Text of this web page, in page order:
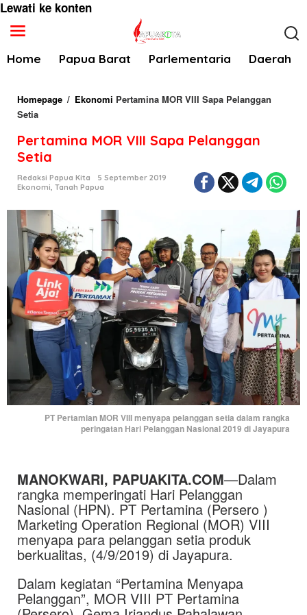
Lewati ke konten
Home Papua Barat Parlementaria Daerah
Homepage / Ekonomi Pertamina MOR VIII Sapa Pelanggan
Setia
Pertamina MOR VIII Sapa Pelanggan
Setia
Redaksi Papua Kita
5 September 2019
Ekonomi, Tanah Papua
PT Pertamian MOR VIII menyapa pelanggan setia dalam rangka
peringatan Hari Pelanggan Nasional 2019 di Jayapura
MANOKWARI, PAPUAKITA.COM—Dalam
rangka memperingati Hari Pelanggan
Nasional (HPN). PT Pertamina (Persero )
Marketing Operation Regional (MOR) VIII
menyapa para pelanggan setia produk
berkualitas, (4/9/2019) di Jayapura.
Dalam kegiatan “Pertamina Menyapa
Pelanggan”, MOR VIII PT Pertamina